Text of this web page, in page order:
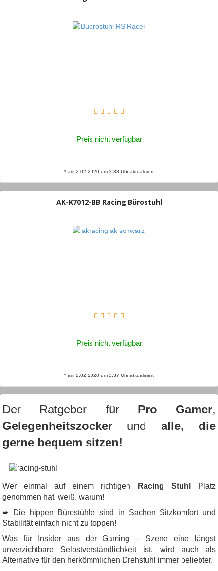
Preis nicht verfügbar
* am 2.02.2020 um 3:38 Uhr aktualisiert
AK-K7012-BB Racing Bürostuhl
Preis nicht verfügbar
* am 2.02.2020 um 3:37 Uhr aktualisiert
Der Ratgeber für Pro Gamer,
Gelegenheitszocker und alle, die
gerne bequem sitzen!
Wer einmal auf einem richtigen Racing Stuhl
Platz
genommen hat, weiß, warum!
➨ Die hippen Bürostühle sind in Sachen Sitzkomfort und
Stabilität einfach nicht zu toppen!
Was für Insider aus der Gaming – Szene eine längst
unverzichtbare Selbstverständlichkeit ist, wird auch als
Alternative für den herkömmlichen Drehstuhl immer beliebter.